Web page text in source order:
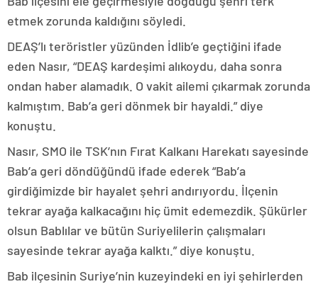
etmek zorunda kaldığını söyledi.
DEAŞ’lı teröristler yüzünden İdlib’e geçtiğini ifade
eden Nasır, “DEAŞ kardeşimi alıkoydu, daha sonra
ondan haber alamadık. O vakit ailemi çıkarmak zorunda
kalmıştım. Bab’a geri dönmek bir hayaldi.” diye
konuştu.
Nasır, SMO ile TSK’nın Fırat Kalkanı Harekatı sayesinde
Bab’a geri döndüğündü ifade ederek “Bab’a
girdiğimizde bir hayalet şehri andırıyordu. İlçenin
tekrar ayağa kalkacağını hiç ümit edemezdik. Şükürler
olsun Bablılar ve bütün Suriyelilerin çalışmaları
sayesinde tekrar ayağa kalktı.” diye konuştu.
Bab ilçesinin Suriye’nin kuzeyindeki en iyi şehirlerden